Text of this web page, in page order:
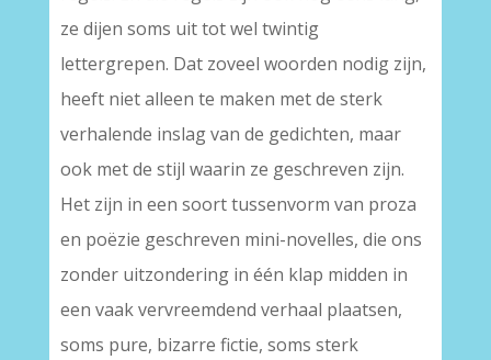
ze dijen soms uit tot wel twintig
lettergrepen. Dat zoveel woorden nodig zijn,
heeft niet alleen te maken met de sterk
verhalende inslag van de gedichten, maar
ook met de stijl waarin ze geschreven zijn.
Het zijn in een soort tussenvorm van proza
en poëzie geschreven mini-novelles, die ons
zonder uitzondering in één klap midden in
een vaak vervreemdend verhaal plaatsen,
soms pure, bizarre fictie, soms sterk